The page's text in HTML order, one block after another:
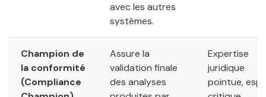
avec les autres
systèmes.
Champion de
la conformité
(Compliance
Assure la
validation finale
des analyses
Expertise
juridique
pointue,